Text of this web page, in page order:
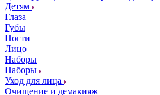
Детям
Глаза
Губы
Ногти
Лицо
Наборы
Наборы
Уход для лица
Очищение и демакияж